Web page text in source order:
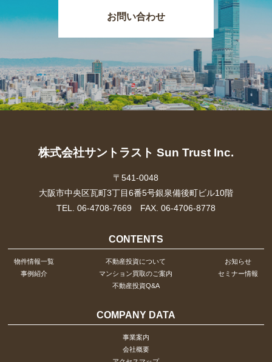
お問い合わせ
株式会社サントラスト Sun Trust Inc.
〒541-0048
大阪市中央区瓦町3丁目6番5号銀泉備後町ビル10階
TEL. 06-4708-7669 FAX. 06-4706-8778
CONTENTS
物件情報一覧
事例紹介
不動産投資について
マンション買取のご案内
不動産投資Q&A
お知らせ
セミナー情報
COMPANY DATA
事業案内
会社概要